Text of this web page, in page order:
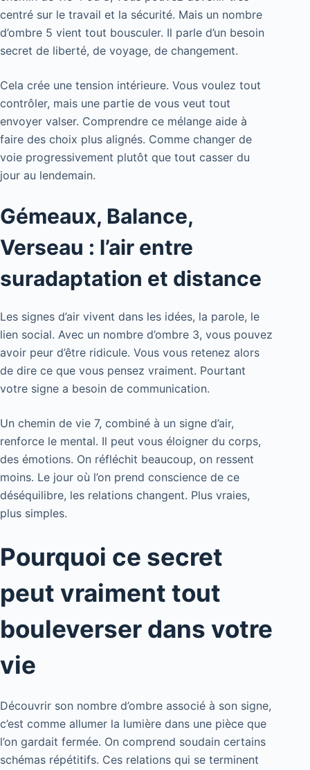
centré sur le travail et la sécurité. Mais un nombre
d’ombre 5 vient tout bousculer. Il parle d’un besoin
secret de liberté, de voyage, de changement.
Cela crée une tension intérieure. Vous voulez tout
contrôler, mais une partie de vous veut tout
envoyer valser. Comprendre ce mélange aide à
faire des choix plus alignés. Comme changer de
voie progressivement plutôt que tout casser du
jour au lendemain.
Gémeaux, Balance,
Verseau : l’air entre
suradaptation et distance
Les signes d’air vivent dans les idées, la parole, le
lien social. Avec un nombre d’ombre 3, vous pouvez
avoir peur d’être ridicule. Vous vous retenez alors
de dire ce que vous pensez vraiment. Pourtant
votre signe a besoin de communication.
Un chemin de vie 7, combiné à un signe d’air,
renforce le mental. Il peut vous éloigner du corps,
des émotions. On réfléchit beaucoup, on ressent
moins. Le jour où l’on prend conscience de ce
déséquilibre, les relations changent. Plus vraies,
plus simples.
Pourquoi ce secret
peut vraiment tout
bouleverser dans votre
vie
Découvrir son nombre d’ombre associé à son signe,
c’est comme allumer la lumière dans une pièce que
l’on gardait fermée. On comprend soudain certains
schémas répétitifs. Ces relations qui se terminent